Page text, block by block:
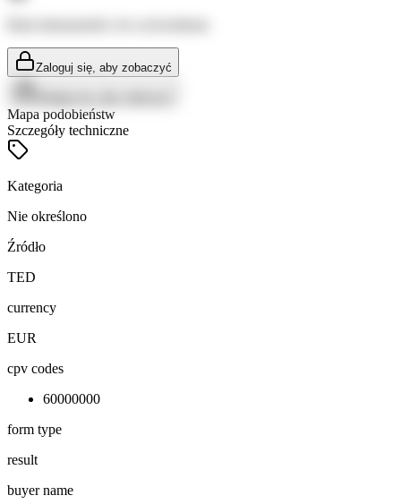
Zaloguj się, aby zobaczyć
Mapa podobieństw
Szczegóły techniczne
Kategoria
Nie określono
Źródło
TED
currency
EUR
cpv codes
60000000
form type
result
buyer name